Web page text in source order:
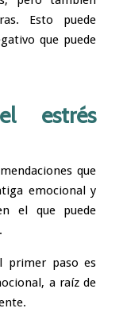
Esto puede
que puede
estrés
que
emocional y
el que puede
primer paso es
a raíz de